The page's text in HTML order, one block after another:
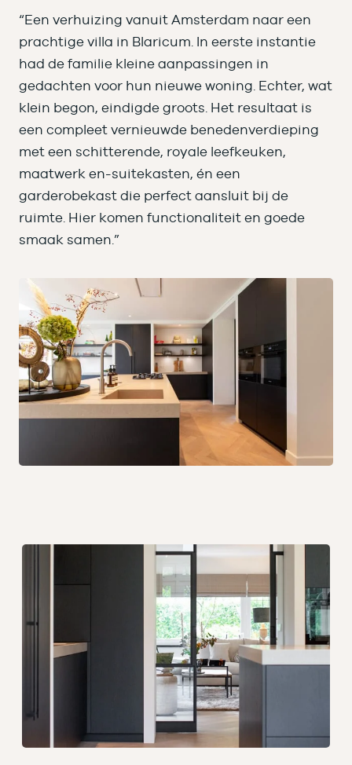
“Een verhuizing vanuit Amsterdam naar een
prachtige villa in Blaricum. In eerste instantie
had de familie kleine aanpassingen in
gedachten voor hun nieuwe woning. Echter, wat
klein begon, eindigde groots. Het resultaat is
een compleet vernieuwde benedenverdieping
met een schitterende, royale leefkeuken,
maatwerk en-suitekasten, én een
garderobekast die perfect aansluit bij de
ruimte. Hier komen functionaliteit en goede
smaak samen.”